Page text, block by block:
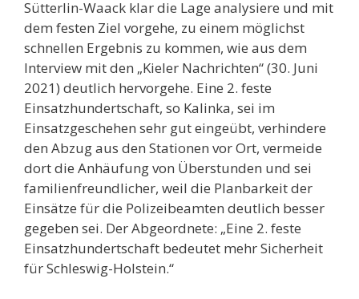
Sütterlin-Waack klar die Lage analysiere und mit
dem festen Ziel vorgehe, zu einem möglichst
schnellen Ergebnis zu kommen, wie aus dem
Interview mit den „Kieler Nachrichten“ (30. Juni
2021) deutlich hervorgehe. Eine 2. feste
Einsatzhundertschaft, so Kalinka, sei im
Einsatzgeschehen sehr gut eingeübt, verhindere
den Abzug aus den Stationen vor Ort, vermeide
dort die Anhäufung von Überstunden und sei
familienfreundlicher, weil die Planbarkeit der
Einsätze für die Polizeibeamten deutlich besser
gegeben sei. Der Abgeordnete: „Eine 2. feste
Einsatzhundertschaft bedeutet mehr Sicherheit
für Schleswig-Holstein.“